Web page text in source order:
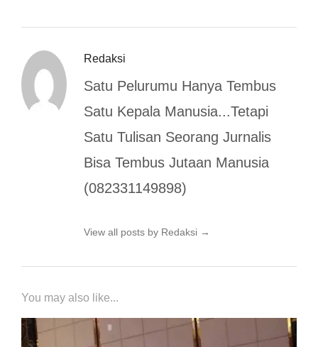
Redaksi
Satu Pelurumu Hanya Tembus
Satu Kepala Manusia...Tetapi
Satu Tulisan Seorang Jurnalis
Bisa Tembus Jutaan Manusia
(082331149898)
View all posts by Redaksi →
You may also like...